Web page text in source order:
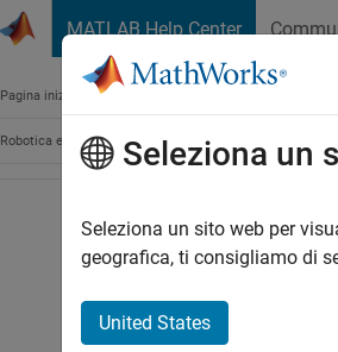
MATLAB Help Center
Pagina iniziale della documentazione
Robotica e Sistemi autonomiSeleziona un
Seleziona un sito web per
geografica, ti consigliamo di
United States